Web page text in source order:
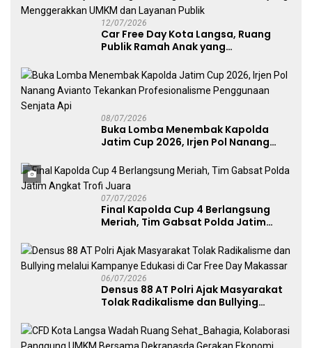
12/07/2026
Car Free Day Kota Langsa, Ruang
Publik Ramah Anak yang
Publik
08/07/2026
Buka Lomba Menembak Kapolda
Jatim Cup 2026, Irjen Pol Nanang
Penggunaan Senjata Api
07/07/2026
Final Kapolda Cup 4 Berlangsung
Meriah, Tim Gabsat Polda Jatim
06/07/2026
Densus 88 AT Polri Ajak Masyarakat
Tolak Radikalisme dan Bullying
Free Day Makassar